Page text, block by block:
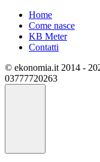
Home
Come nasce
KB Meter
Contatti
© ekonomia.it 2014 -
03777720263